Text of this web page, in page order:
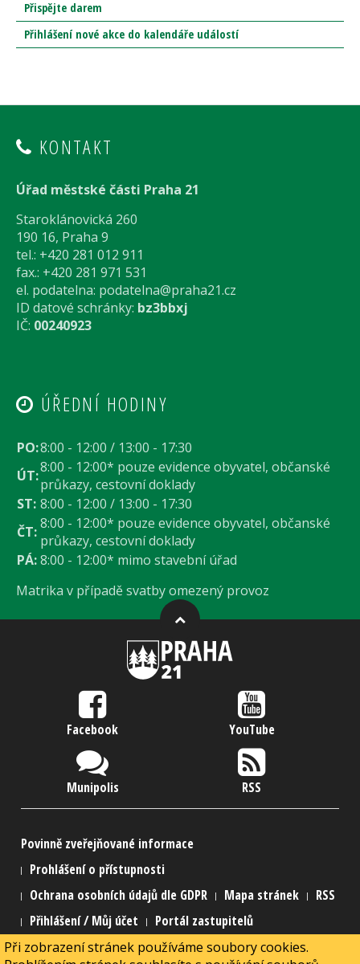
Přispějte darem
Přihlášení nové akce do kalendáře událostí
KONTAKT
Úřad městské části Praha 21
Staroklánovická 260
190 16, Praha 9
tel.: +420 281 012 911
fax.: +420 281 971 531
el. podatelna: podatelna@praha21.cz
ID datové schránky: bz3bbxj
IČ: 00240923
ÚŘEDNÍ HODINY
PO:8:00 - 12:00 / 13:00 - 17:30
ÚT:8:00 - 12:00* pouze evidence obyvatel, občanské
průkazy, cestovní doklady
ST: 8:00 - 12:00 / 13:00 - 17:30
ČT:8:00 - 12:00* pouze evidence obyvatel, občanské
průkazy, cestovní doklady
PÁ:8:00 - 12:00* mimo stavební úřad
Matrika v případě svatby omezený provoz
Facebook YouTube
Munipolis RSS
Povinně zveřejňované informace
Prohlášení o přístupnosti
Ochrana osobních údajů dle GDPR
Mapa stránek
RSS
Přihlášení / Můj účet
Portál zastupitelů
2015 Městská část Praha 21
Při zobrazení stránek používáme soubory cookies.